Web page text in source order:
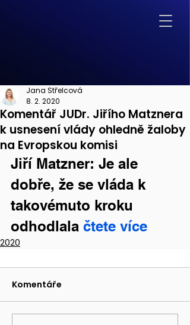
Komentář JUDr. Jiřího Matznera
k usnesení vlády ohledně žaloby
na Evropskou komisi
Jana Střelcová
8. 2. 2020
Jiří Matzner: Je ale
dobře, že se vláda k
takovémuto kroku
odhodlala čtete více
2020
Komentáře